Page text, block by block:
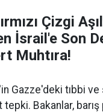
Çizgi
İsrail'e Son
Muhtıra!
Gazze'deki tıbbi ve
tepki. Bakanlar, barış